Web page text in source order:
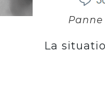
Panne
La